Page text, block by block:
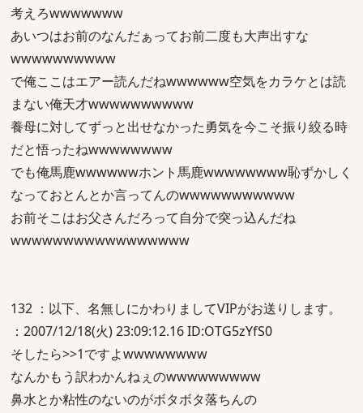
考えろwwwwwww
あいつはお前のなんだぁってお前二度も大声出すな
wwwwwwwwww
で俺ここはエアー読んだねwwwwww空気をカラケとは読
まない俺天才wwwwwwwwww
養母に対してずっと出せなかった勇気を今こそ振り絞る時
だと悟ったねwwwwwwww
でも俺馬鹿wwwwwwホント馬鹿wwwwwwww恥ずかしく
なっておとんとか言ってんのwwwwwwwwwww
お前そこはお父さんだろって自分で突っ込んだね
wwwwwwwwwwwwwwwww
132 ：以下、名無しにかわりましてVIPがお送りします。
：2007/12/18(火) 23:09:12.16 ID:OTG5zYfS0
そしたら>>1ですよwwwwwwww
なんかもう訳わかんねぇのwwwwwwwww
鼻水とか粘性のないのがボタボタ落ちんの